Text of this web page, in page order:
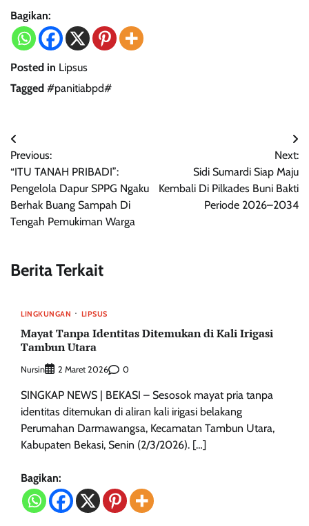
Bagikan:
Posted in Lipsus
Tagged #panitiabpd#
Navigasi
pos
Previous:
“ITU TANAH PRIBADI”:
Pengelola Dapur SPPG Ngaku
Berhak Buang Sampah Di
Tengah Pemukiman Warga
Next:
Sidi Sumardi Siap Maju
Kembali Di Pilkades Buni Bakti
Periode 2026–2034
Berita Terkait
LINGKUNGAN LIPSUS
Mayat Tanpa Identitas Ditemukan di Kali Irigasi
Tambun Utara
Nursin 2 Maret 2026 0
SINGKAP NEWS | BEKASI – Sesosok mayat pria tanpa
identitas ditemukan di aliran kali irigasi belakang
Perumahan Darmawangsa, Kecamatan Tambun Utara,
Kabupaten Bekasi, Senin (2/3/2026). […]
Bagikan: